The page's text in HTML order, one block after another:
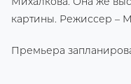
картины. Режиссер –
Премьера